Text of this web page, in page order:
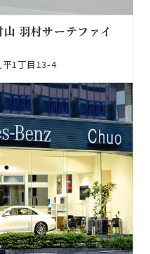
羽村サーテファイ
平1丁目13-4